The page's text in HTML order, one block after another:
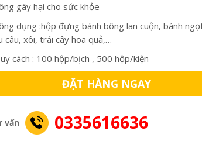
gây hại cho sức khỏe
dụng :hộp đựng bánh bông lan cuộn, bánh
câu, xôi, trái cây hoa quả,…
cách : 100 hộp/bịch , 500 hộp/kiện
ĐẶT HÀNG NGAY
vấn 0335616636